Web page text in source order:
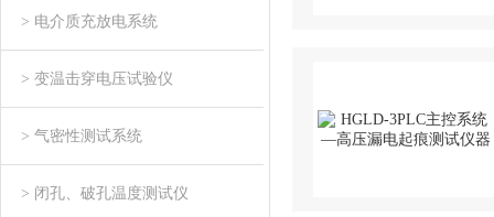
> 电介质充放电系统
> 变温击穿电压试验仪
> 气密性测试系统
> 闭孔、破孔温度测试仪